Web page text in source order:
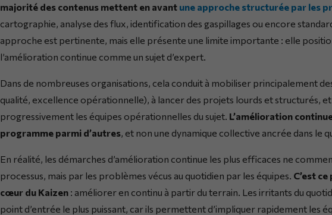
majorité des contenus mettent en avant une approche structurée par les
cartographie, analyse des flux, identification des gaspillages ou encore
approche est pertinente, mais elle présente une limite importante : elle
l’amélioration continue comme un sujet d’expert.
Dans de nombreuses organisations, cela conduit à mobiliser principalement
qualité, excellence opérationnelle), à lancer des projets lourds et structurés,
progressivement les équipes opérationnelles du sujet. L’amélioration
programme parmi d’autres, et non une dynamique collective ancrée dans le
En réalité, les démarches d’amélioration continue les plus efficaces ne
processus, mais par les problèmes vécus au quotidien par les équipes. C’est
cœur du Kaizen : améliorer en continu à partir du terrain. Les irritants du
point d’entrée le plus puissant, car ils permettent d’impliquer rapidement les